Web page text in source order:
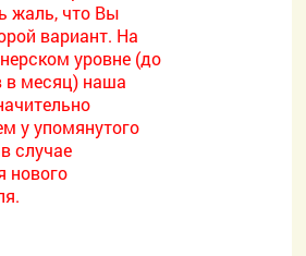
жаль, что Вы
вариант. На
уровне (до
в месяц) наша
у упомянутого
случае
нового